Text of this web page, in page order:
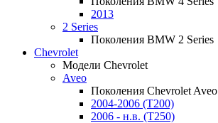
2013
2 Series
Поколения BMW 2 Series
Chevrolet
Модели Chevrolet
Aveo
Поколения Chevrolet Aveo
2004-2006 (T200)
2006 - н.в. (T250)